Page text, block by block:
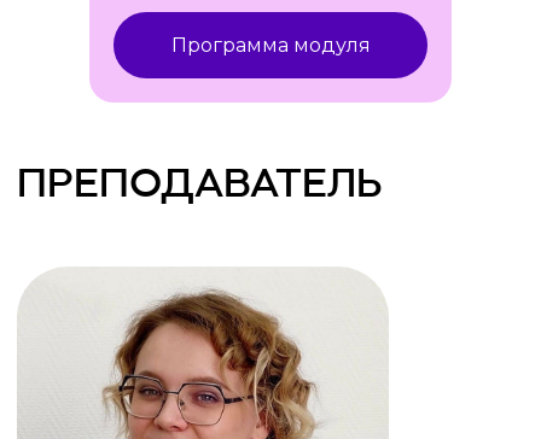
Программа модуля
ПРОХОЖДЕНИЯ
ОБУЧЕНИЯ?
+
По окончании программы у вас
будет возможность получить
2 диплома о профессиональной
переподготовке: Высшей школы
«Среда обучения» и Московского